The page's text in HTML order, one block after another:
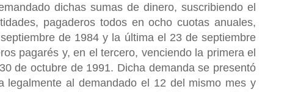
dichas sumas de dinero, suscribiendo el
pagaderos todos en ocho cuotas anuales,
de 1984 y la última el 23 de septiembre
pagarés y, en el tercero, venciendo la primera el
de octubre de 1991. Dicha demanda se presentó
al demandado el 12 del mismo mes y